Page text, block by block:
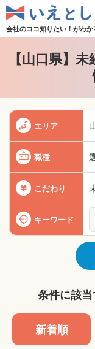
会社のココ知りたい！がわか
【山口県】
エリア
職種
こだわり
キーワード
条件に該当
新着順